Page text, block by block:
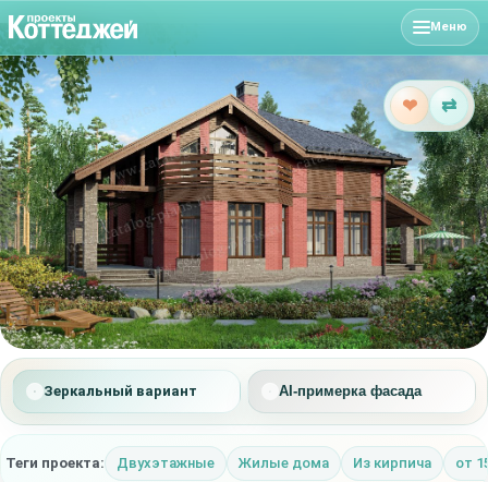
Меню
Зеркальный вариант AI-примерка фасада
Теги проекта: Двухэтажные Жилые дома Из кирпича от
❤ ⇄